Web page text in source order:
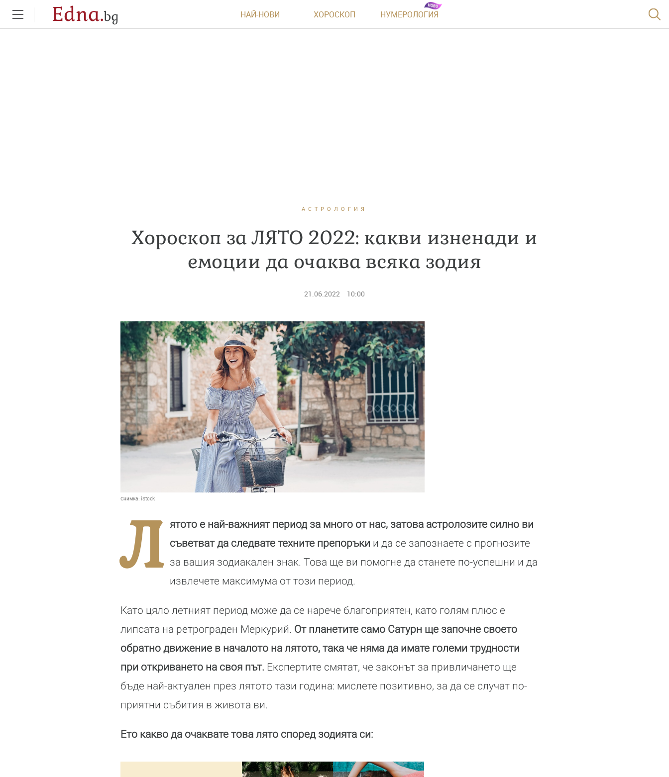
Edna.bg НАЙ-НОВИ ХОРОСКОП НУМЕРОЛОГИЯ
АСТРОЛОГИЯ
Хороскоп за ЛЯТО 2022: какви изненади и
емоции да очаква всяка зодия
21.06.2022 10:00
Снимка: iStock
Л
ятото е най-важният период за много от нас, затова астролозите силно ви
съветват да следвате техните препоръки и да се запознаете с прогнозите
за вашия зодиакален знак. Това ще ви помогне да станете по-успешни и да
извлечете максимума от този период.
Като цяло летният период може да се нарече благоприятен, като голям плюс е
липсата на ретрограден Меркурий. От планетите само Сатурн ще започне своето
обратно движение в началото на лятото, така че няма да имате големи трудности
при откриването на своя път. Експертите смятат, че законът за привличането ще
бъде най-актуален през лятото тази година: мислете позитивно, за да се случат по-
приятни събития в живота ви.
Ето какво да очаквате това лято според зодията си: